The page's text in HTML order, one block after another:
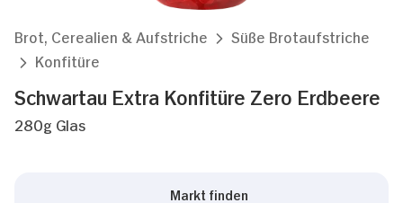
Brot, Cerealien & Aufstriche
Süße Brotaufstriche
Konfitüre
Schwartau Extra Konfitüre Zero Erdbeere
280g Glas
Markt finden